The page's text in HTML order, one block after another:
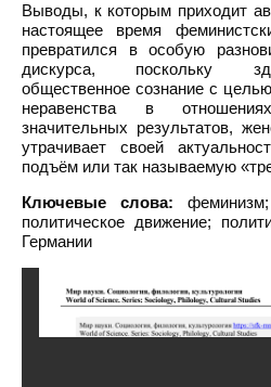
Выводы, к которым приходит
настоящее время
превратился в особую
дискурса, поскольку
общественное сознание с
неравенства в
значительных результатов,
утрачивает своей
подъём или так называемую
Ключевые слова:
политическое движение;
Германии